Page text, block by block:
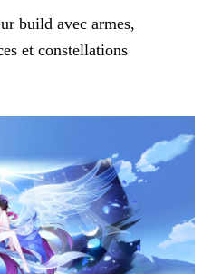
build avec armes,
et constellations